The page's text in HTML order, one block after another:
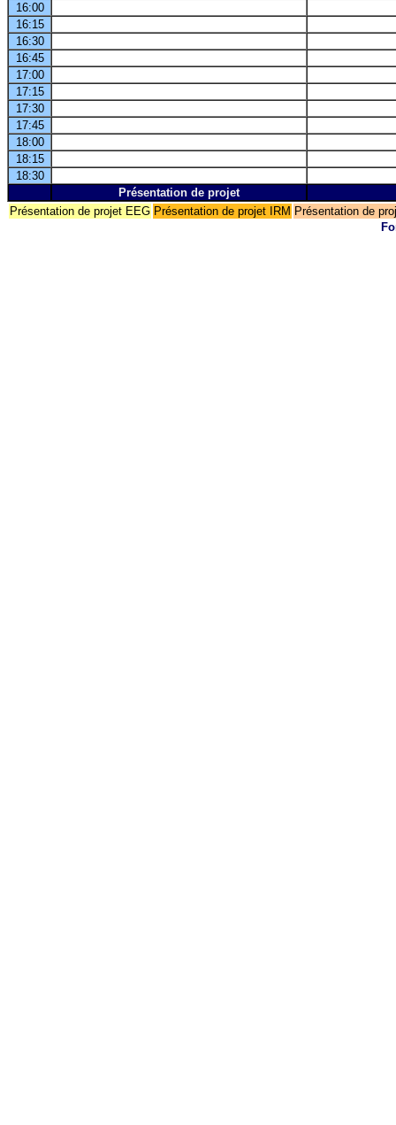
16:00
16:15
16:30
16:45
17:00
17:15
17:30
17:45
18:00
18:15
18:30
Présentation de projet
Présentation de projet EEG Présentation de projet IRM Présentation de